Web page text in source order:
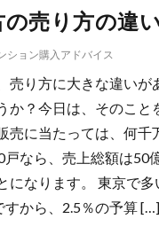
の売り方の違
ション購入アドバイス
売り方に大きな違い
か？今日は、そのこ
売に当たっては、何
なら、売上総額は50
になります。 東京で
すから、2.5％の予算 […]